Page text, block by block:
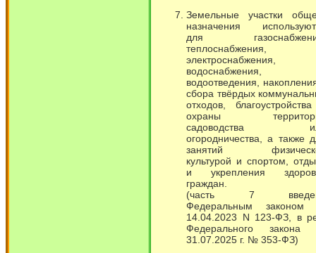
Земельные участки
назначения
для
теплоснабжения,
электроснабжения,
водоснабжения,
водоотведения,
сбора твёрдых
отходов,
охраны
садоводства
огородничества, а также
занятий
культурой и спортом,
и укрепления
граждан.
(часть 7
Федеральным законом
14.04.2023 N 123-ФЗ, в
Федерального закона
31.07.2025 г. № 353-ФЗ)